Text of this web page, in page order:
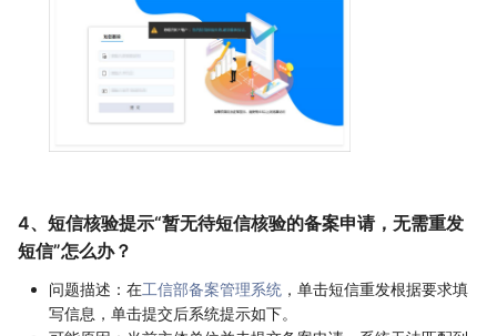
4、短信核验提示“暂无待短信核验的备案申请，无需重发
短信”怎么办？
问题描述：在工信部备案管理系统 ，单击短信重发根据要求填
写信息，单击提交后系统提示如下。